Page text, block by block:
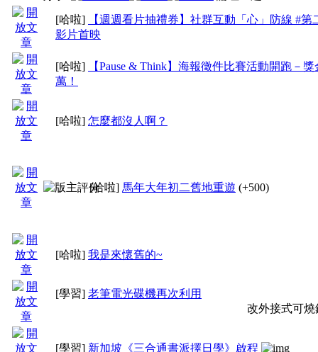
文章內加上髒字或不
一經發現即會將該
律）
2、文章標題不得有髒
文、回文，以維持中
[哈啦]
【週週看片抽禮券】社群互動「心」防線 #第
影片首映
[哈啦]
【Pause & Think】海報徵件比賽活動開跑－
萬！
[哈啦] 怎麼都沒人啊？
[哈啦] 馬年大年初二舊地重遊 (+500)
[哈啦] 我是來懷舊的~
[學習] 老筆電光碟機再次利用
改外接式可燒
[學習] 新加坡《三合通書派擇日學》啟程